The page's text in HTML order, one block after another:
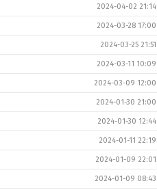
2024-04-02 21:14
2024-03-28 17:00
2024-03-25 21:51
2024-03-11 10:09
2024-03-09 12:00
2024-01-30 21:00
2024-01-30 12:44
2024-01-11 22:19
2024-01-09 22:01
2024-01-09 08:43